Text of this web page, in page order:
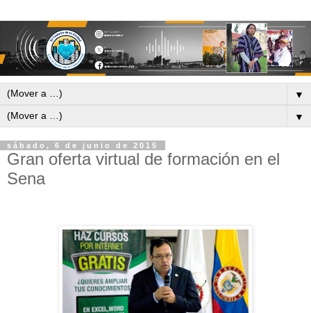
▼
▼
sábado, 6 de junio de 2015
Gran oferta virtual de formación en el
Sena